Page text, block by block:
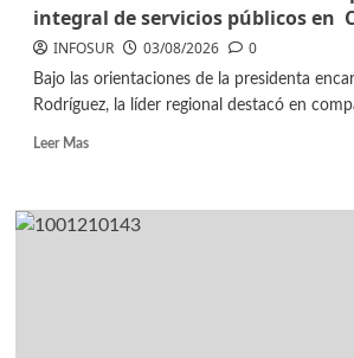
integral de servicios públicos en
INFOSUR 03/08/2026 0
Bajo las orientaciones de la presidenta
Rodríguez, la líder regional destacó en
Leer Mas